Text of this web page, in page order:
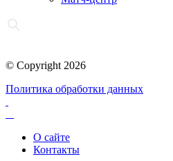
© Copyright 2026
Политика обработки данных
О сайте
Контакты